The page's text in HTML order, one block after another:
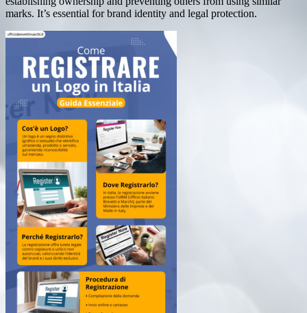
marks. It’s essential for brand identity and legal protection.